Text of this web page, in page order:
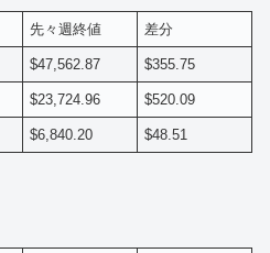
先々週終値 差分
$47,562.87 $355.75
$23,724.96 $520.09
$6,840.20 $48.51